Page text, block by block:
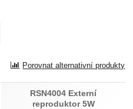
Porovnat alternativní produkty
RSN4004 Externí
reproduktor 5W